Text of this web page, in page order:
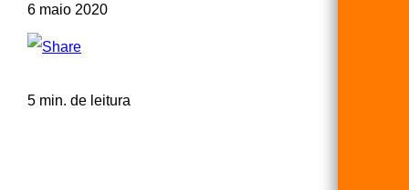
6 maio 2020
5 min. de leitura